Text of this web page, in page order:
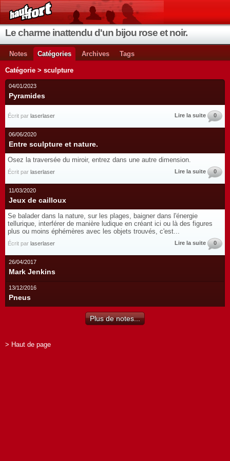
Le charme inattendu d'un bijou rose et noir.
Notes Catégories Archives Tags
Catégorie > sculpture
04/01/2023
Pyramides
Écrit par laserlaser Lire la suite 0
06/06/2020
Entre sculpture et nature.
Osez la traversée du miroir, entrez dans une autre dimension.
Écrit par laserlaser Lire la suite 0
11/03/2020
Jeux de cailloux
Se balader dans la nature, sur les plages, baigner dans l'énergie
tellurique, interférer de manière ludique en créant ici ou là des figures
plus ou moins éphémères avec les objets trouvés, c'est...
Écrit par laserlaser Lire la suite 0
26/04/2017
Mark Jenkins
13/12/2016
Pneus
Plus de notes...
> Haut de page